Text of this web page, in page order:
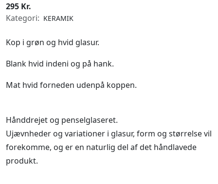
295 Kr.
Kategori: KERAMIK
Kop i grøn og hvid glasur.
Blank hvid indeni og på hank.
Mat hvid forneden udenpå koppen.
Hånddrejet og penselglaseret.
Ujævnheder og variationer i glasur, form og størrelse vil
forekomme, og er en naturlig del af det håndlavede
produkt.